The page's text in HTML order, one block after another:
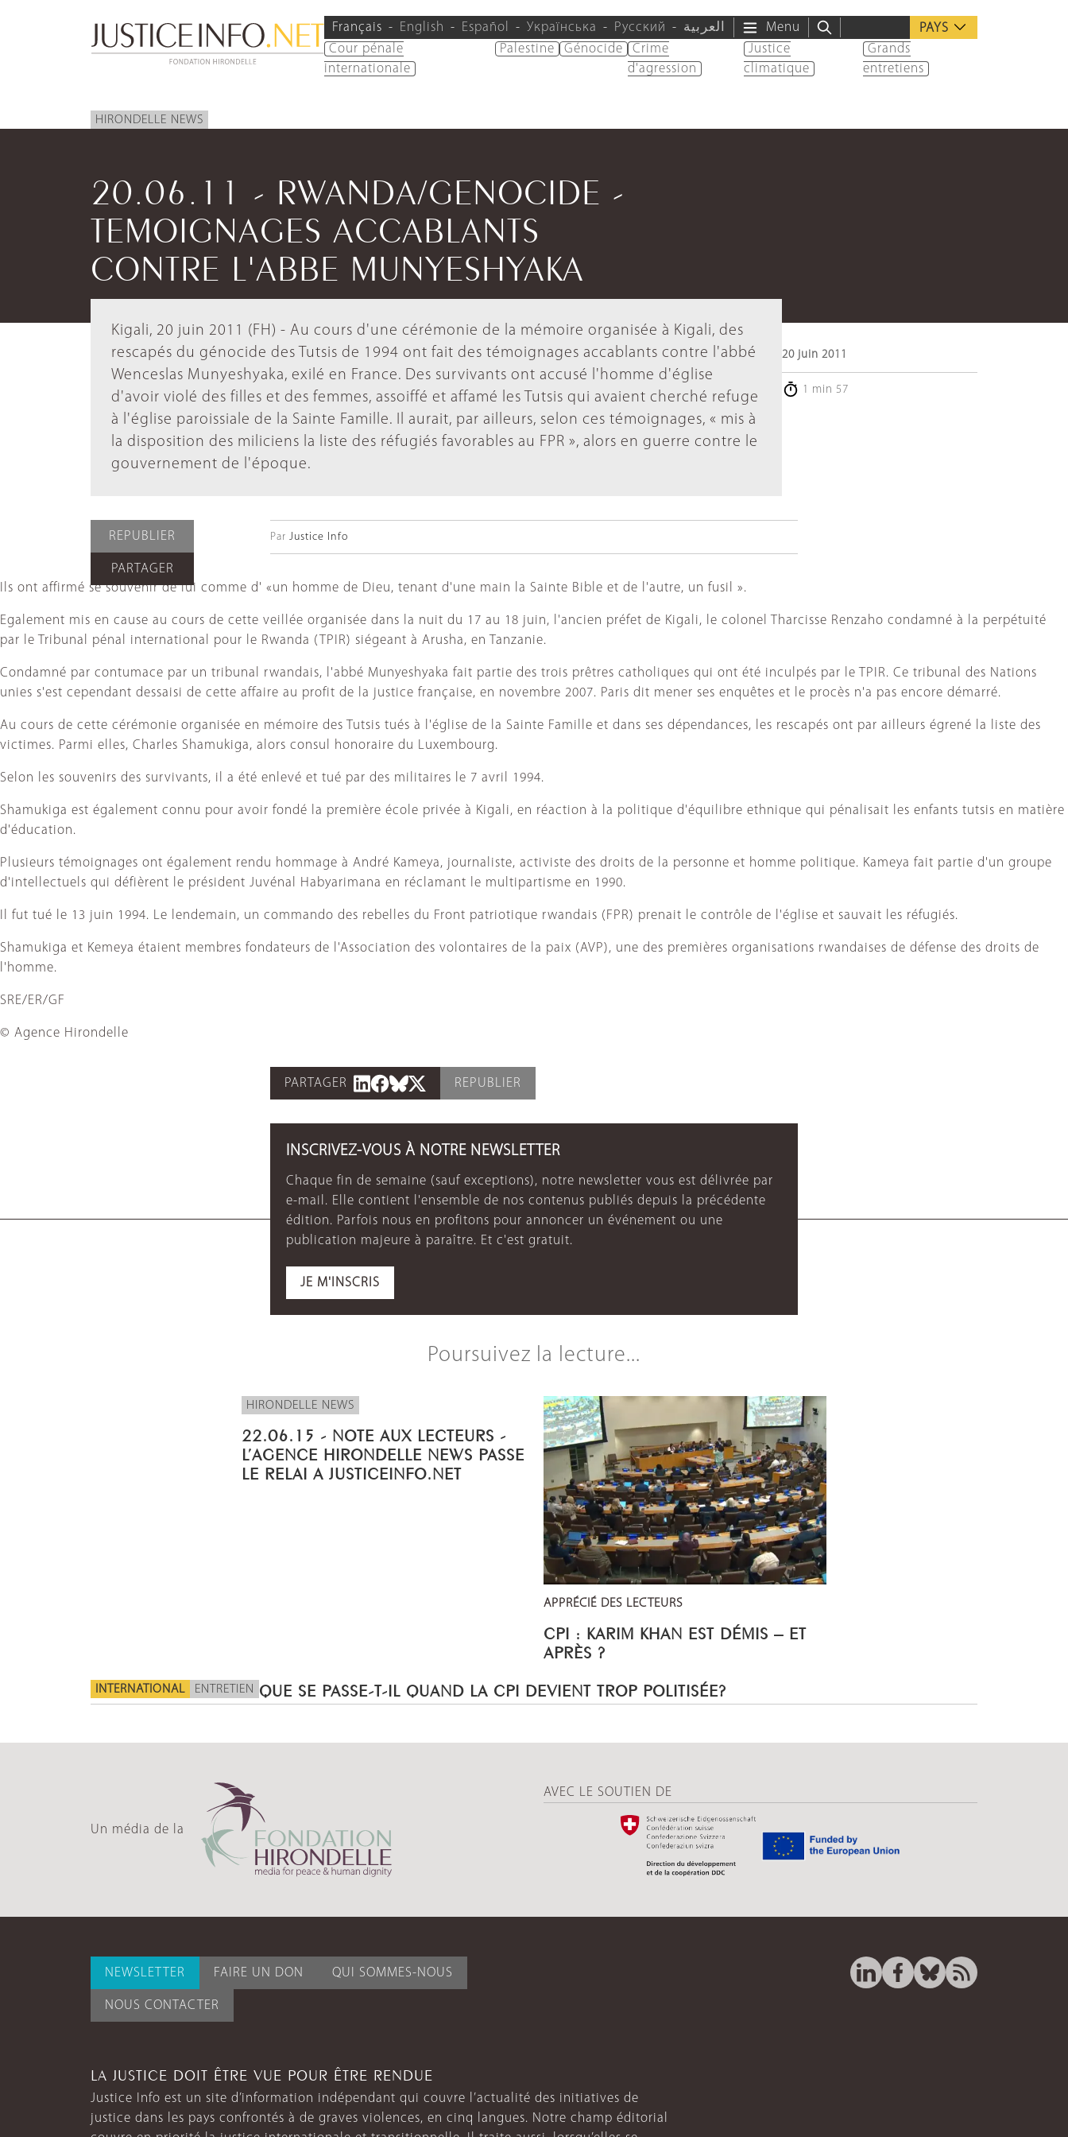
Français English Español Українська Русский العربية Menu
PAYS
Cour pénale
internationale
Palestine Génocide
Crime
d'agression
Justice
climatique
Grands
entretiens
HIRONDELLE NEWS
20.06.11 - RWANDA/GENOCIDE -
TEMOIGNAGES ACCABLANTS
CONTRE L'ABBE MUNYESHYAKA
Kigali, 20 juin 2011 (FH) - Au cours d'une cérémonie de la mémoire organisée à Kigali, des
rescapés du génocide des Tutsis de 1994 ont fait des témoignages accablants contre l'abbé
Wenceslas Munyeshyaka, exilé en France. Des survivants ont accusé l'homme d'église
d'avoir violé des filles et des femmes, assoiffé et affamé les Tutsis qui avaient cherché refuge
à l'église paroissiale de la Sainte Famille. Il aurait, par ailleurs, selon ces témoignages, « mis à
la disposition des miliciens la liste des réfugiés favorables au FPR », alors en guerre contre le
gouvernement de l'époque.
20 juin 2011
1 min 57
REPUBLIER
PARTAGER
Par Justice Info
Ils ont affirmé se souvenir de lui comme d' «un homme de Dieu, tenant d'une main la Sainte Bible et de l'autre, un fusil ».
Egalement mis en cause au cours de cette veillée organisée dans la nuit du 17 au 18 juin, l'ancien préfet de Kigali, le colonel Tharcisse Renzaho condamné à la perpétuité
par le Tribunal pénal international pour le Rwanda (TPIR) siégeant à Arusha, en Tanzanie.
Condamné par contumace par un tribunal rwandais, l'abbé Munyeshyaka fait partie des trois prêtres catholiques qui ont été inculpés par le TPIR. Ce tribunal des Nations
unies s'est cependant dessaisi de cette affaire au profit de la justice française, en novembre 2007. Paris dit mener ses enquêtes et le procès n'a pas encore démarré.
Au cours de cette cérémonie organisée en mémoire des Tutsis tués à l'église de la Sainte Famille et dans ses dépendances, les rescapés ont par ailleurs égrené la liste des
victimes. Parmi elles, Charles Shamukiga, alors consul honoraire du Luxembourg.
Selon les souvenirs des survivants, il a été enlevé et tué par des militaires le 7 avril 1994.
Shamukiga est également connu pour avoir fondé la première école privée à Kigali, en réaction à la politique d'équilibre ethnique qui pénalisait les enfants tutsis en matière
d'éducation.
Plusieurs témoignages ont également rendu hommage à André Kameya, journaliste, activiste des droits de la personne et homme politique. Kameya fait partie d'un groupe
d'intellectuels qui défièrent le président Juvénal Habyarimana en réclamant le multipartisme en 1990.
Il fut tué le 13 juin 1994. Le lendemain, un commando des rebelles du Front patriotique rwandais (FPR) prenait le contrôle de l'église et sauvait les réfugiés.
Shamukiga et Kemeya étaient membres fondateurs de l'Association des volontaires de la paix (AVP), une des premières organisations rwandaises de défense des droits de
l'homme.
SRE/ER/GF
© Agence Hirondelle
PARTAGER REPUBLIER
INSCRIVEZ-VOUS À NOTRE NEWSLETTER
Chaque fin de semaine (sauf exceptions), notre newsletter vous est délivrée par
e-mail. Elle contient l'ensemble de nos contenus publiés depuis la précédente
édition. Parfois nous en profitons pour annoncer un événement ou une
publication majeure à paraître. Et c'est gratuit.
JE M'INSCRIS
Poursuivez la lecture...
HIRONDELLE NEWS
22.06.15 - NOTE AUX LECTEURS -
L’AGENCE HIRONDELLE NEWS PASSE
LE RELAI A JUSTICEINFO.NET
APPRÉCIÉ DES LECTEURS
CPI : KARIM KHAN EST DÉMIS – ET
APRÈS ?
INTERNATIONAL ENTRETIEN QUE SE PASSE-T-IL QUAND LA CPI DEVIENT TROP POLITISÉE?
Un média de la
AVEC LE SOUTIEN DE
NEWSLETTER FAIRE UN DON QUI SOMMES-NOUS
NOUS CONTACTER
LA JUSTICE DOIT ÊTRE VUE POUR ÊTRE RENDUE
Justice Info est un site d’information indépendant qui couvre l’actualité des initiatives de
justice dans les pays confrontés à de graves violences, en cinq langues. Notre champ éditorial